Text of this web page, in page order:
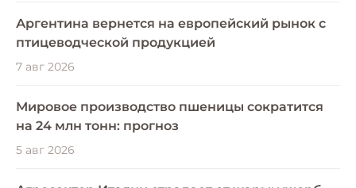
Аргентина вернется на европейский рынок с
птицеводческой продукцией
7 авг 2026
Мировое производство пшеницы сократится
на 24 млн тонн: прогноз
5 авг 2026